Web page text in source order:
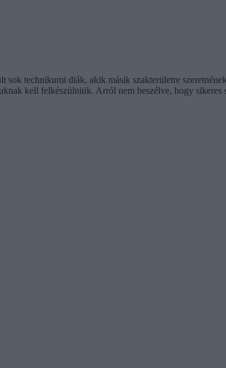
technikumi diák, akik másik szakterületre
kell felkészülniük. Arról nem beszélve, hogy sikeres